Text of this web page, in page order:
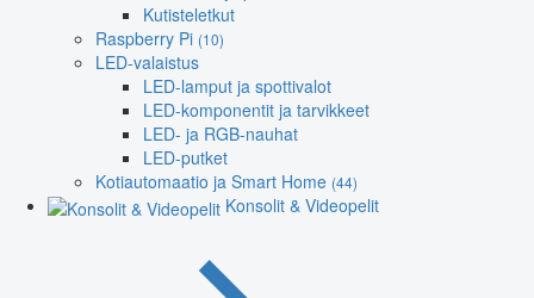
Kutisteletkut
Raspberry Pi (10)
LED-valaistus
LED-lamput ja spottivalot
LED-komponentit ja tarvikkeet
LED- ja RGB-nauhat
LED-putket
Kotiautomaatio ja Smart Home (44)
Konsolit & Videopelit